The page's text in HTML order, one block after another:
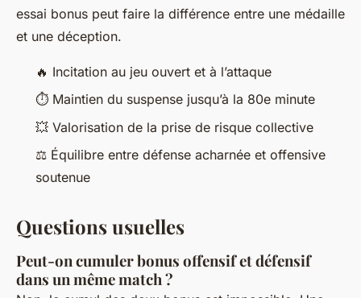
essai bonus peut faire la différence entre une médaille
et une déception.
🔥 Incitation au jeu ouvert et à l’attaque
⏱️ Maintien du suspense jusqu’à la 80e minute
💥 Valorisation de la prise de risque collective
⚖️ Équilibre entre défense acharnée et offensive
soutenue
Questions usuelles
Peut-on cumuler bonus offensif et défensif
dans un même match ?